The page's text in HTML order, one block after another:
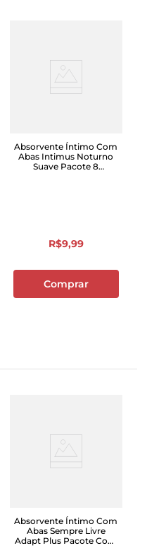
Absorvente Íntimo Com
Abas Intimus Noturno
Suave Pacote 8
R$9,99
Comprar
Absorvente Íntimo Com
Abas Sempre Livre
Adapt Plus Pacote Com